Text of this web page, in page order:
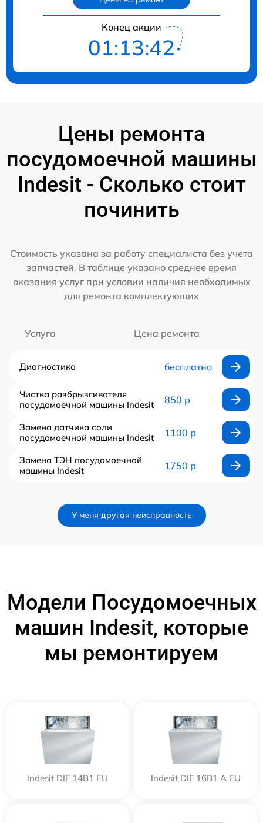
Конец акции
01:13:41
Цены ремонта
посудомоечной машины
Indesit - Сколько стоит
починить
Стоимость указана за работу специалиста без учета
запчастей. В таблице указано среднее время
оказания услуг при условии наличия необходимых
для ремонта комплектующих
Услуга Цена ремонта
Диагностика бесплатно
Чистка разбрызгивателя
посудомоечной машины Indesit
850 р
Замена датчика соли
посудомоечной машины Indesit
1100 р
Замена ТЭН посудомоечной
машины Indesit
1750 р
У меня другая неисправность
Модели Посудомоечных
машин Indesit, которые
мы ремонтируем
Indesit DIF 14B1 EU Indesit DIF 16B1 A EU